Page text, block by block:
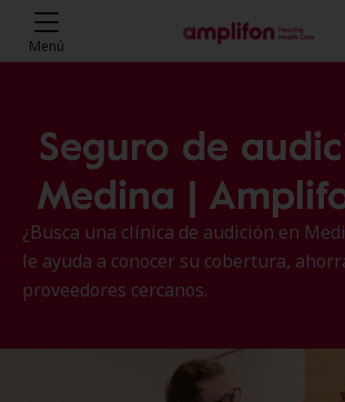
Menú
Seguro de
Medina |
¿Busca una clínica de audición en
le ayuda a conocer su cobertura,
proveedores cercanos.